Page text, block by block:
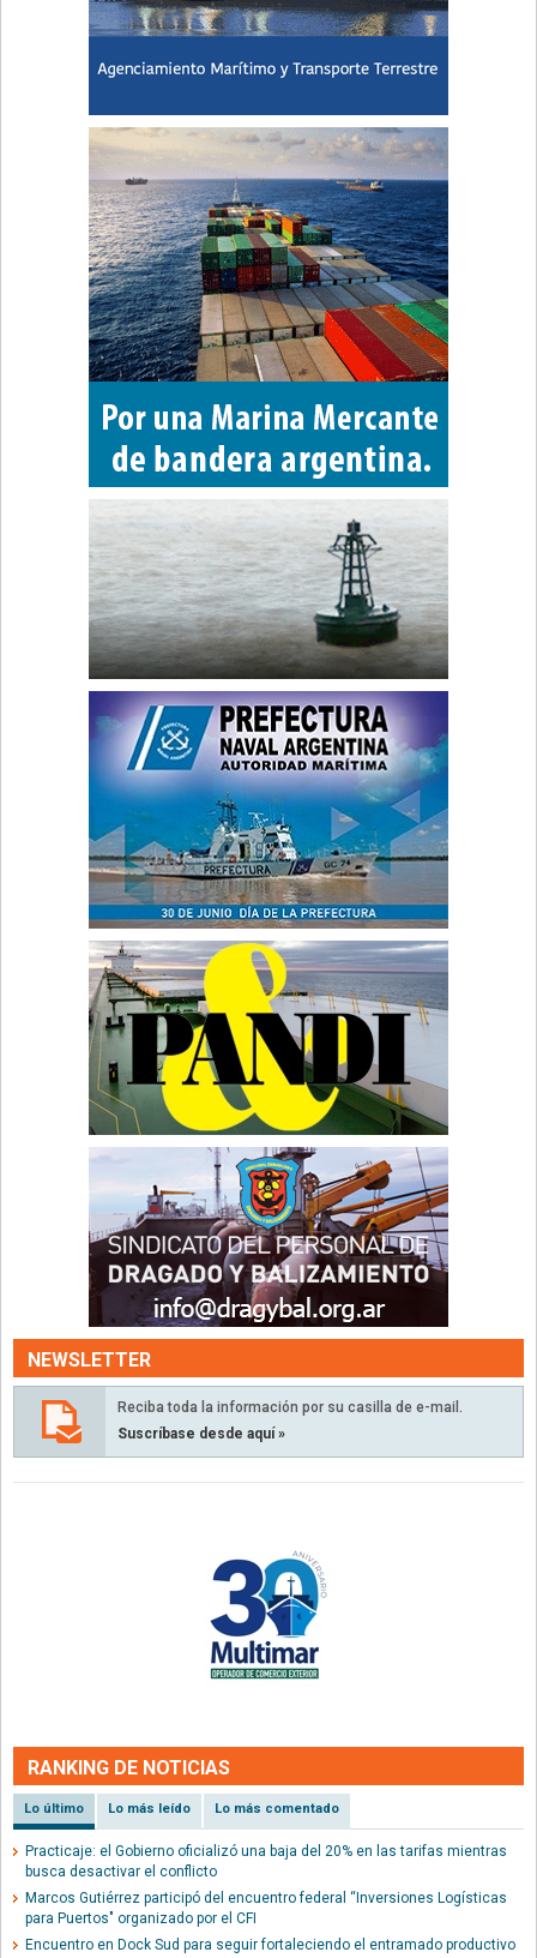
NEWSLETTER
Reciba toda la información por su casilla de e-mail.
Suscríbase desde aquí »
RANKING DE NOTICIAS
Lo último Lo más leído Lo más comentado
Practicaje: el Gobierno oficializó una baja del 20% en las tarifas mientras
busca desactivar el conflicto
Marcos Gutiérrez participó del encuentro federal “Inversiones Logísticas
para Puertos" organizado por el CFI
Encuentro en Dock Sud para seguir fortaleciendo el entramado productivo